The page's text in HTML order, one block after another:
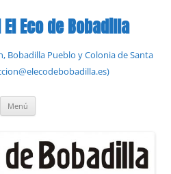
Eco de Bobadilla
Bobadilla Pueblo y Colonia de Santa
Menú